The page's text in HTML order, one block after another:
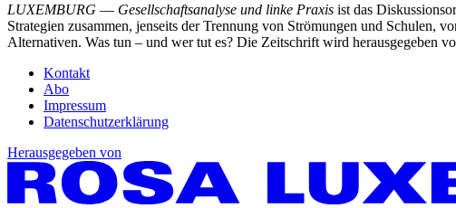
LUXEMBURG — Gesellschaftsanalyse und linke Praxis ist das
Strategien zusammen, jenseits der Trennung von Strömungen und
Alternativen. Was tun – und wer tut es? Die Zeitschrift wird herausgegeben
Kontakt
Abo
Impressum
Datenschutzerklärung
Herausgegeben von